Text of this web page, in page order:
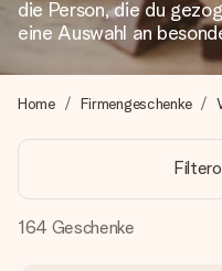
Unsere Geschenke
4,8 bei Google Reviews
die wir versenden).
+49 39292
Montag - Freitag : 8:30
Samstag - Sonntag :
die Person, die du
eine Auswahl an
Home Firmengeschenke
164 Geschenke